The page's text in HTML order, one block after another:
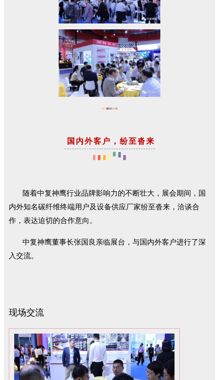
■ ■■■■
国内外客户，纷至沓来
随着中复神鹰行业品牌影响力的不断壮大，展会期间，国
内外知名碳纤维终端用户及设备供应厂家纷至沓来，洽谈合
作，表达迫切的合作意向。
中复神鹰董事长张国良亲临展台，与国内外客户进行了深
入交流。
现场交流